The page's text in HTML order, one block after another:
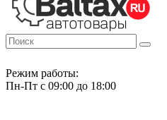
Режим работы:
Пн-Пт с 09:00 до 18:00